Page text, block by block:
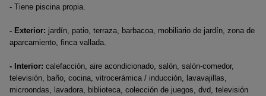
- Tiene piscina propia.
- Exterior: jardín, patio, terraza, barbacoa, mobiliario de jardín, zona de
aparcamiento, finca vallada.
- Interior: calefacción, aire acondicionado, salón, salón-comedor,
televisión, baño, cocina, vitrocerámica / inducción, lavavajillas,
microondas, lavadora, biblioteca, colección de juegos, dvd, televisión